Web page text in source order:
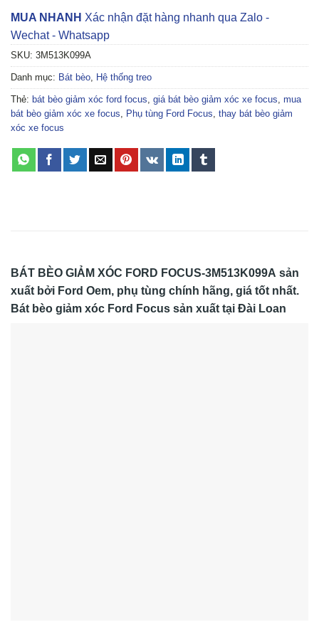
MUA NHANH Xác nhận đặt hàng nhanh qua Zalo -
Wechat - Whatsapp
SKU: 3M513K099A
Danh mục: Bát bèo, Hệ thống treo
Thẻ: bát bèo giảm xóc ford focus, giá bát bèo giảm xóc xe focus, mua
bát bèo giảm xóc xe focus, Phụ tùng Ford Focus, thay bát bèo giảm
xóc xe focus
BÁT BÈO GIẢM XÓC FORD FOCUS-3M513K099A sản
xuất bởi Ford Oem, phụ tùng chính hãng, giá tốt nhất.
Bát bèo giảm xóc Ford Focus sản xuất tại Đài Loan